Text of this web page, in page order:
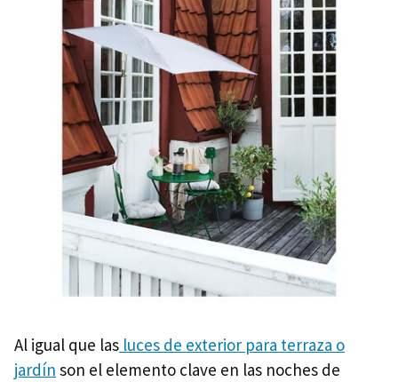
Al igual que las luces de exterior para terraza o
jardín son el elemento clave en las noches de